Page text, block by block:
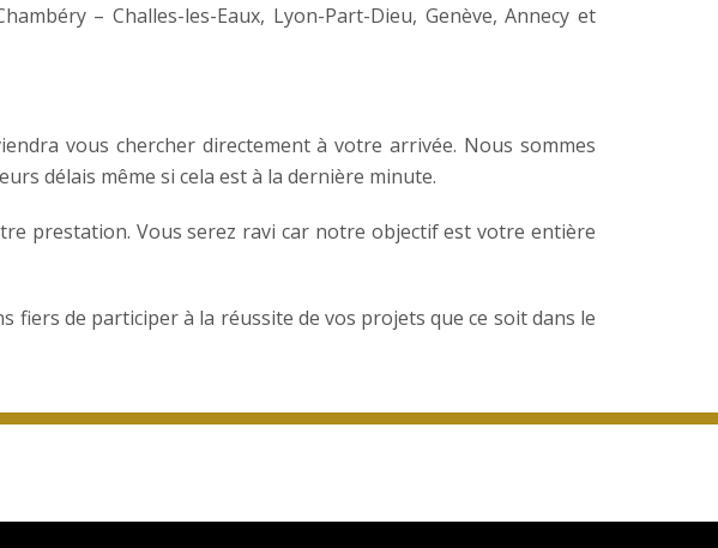
– Challes-les-Eaux, Lyon-Part-Dieu, Genève, Annecy et
vous chercher directement à votre arrivée. Nous sommes
délais même si cela est à la dernière minute.
prestation. Vous serez ravi car notre objectif est votre entière
de participer à la réussite de vos projets que ce soit dans le